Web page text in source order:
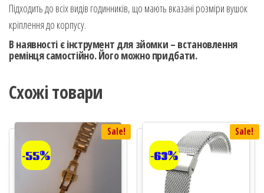
Підходить до всіх видів годинників, що мають вказані розміри вушок
кріплення до корпусу.
В наявності є інструмент для зйомки – встановлення
ремінця самостійно. Його можно придбати.
Схожі товари
Sale!
-55%
Sale!
-63%